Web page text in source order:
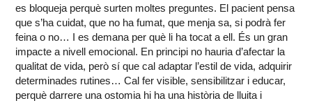
es bloqueja perquè surten moltes preguntes. El pacient pensa
que s’ha cuidat, que no ha fumat, que menja sa, si podrà fer
feina o no… I es demana per què li ha tocat a ell. És un gran
impacte a nivell emocional. En principi no hauria d’afectar la
qualitat de vida, però sí que cal adaptar l’estil de vida, adquirir
determinades rutines… Cal fer visible, sensibilitzar i educar,
perquè darrere una ostomia hi ha una història de lluita i